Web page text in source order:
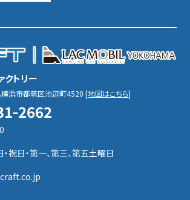
クトリー
浜市都筑区池辺町4520[地図はこちら]
2662
祝日・第一、第三、第五土曜日